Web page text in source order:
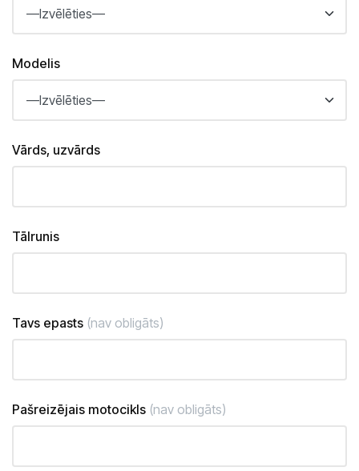
Modelis
Vārds, uzvārds
Tālrunis
Tavs epasts (nav obligāts)
Pašreizējais motocikls (nav obligāts)